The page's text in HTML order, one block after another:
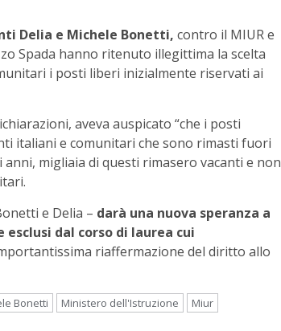
Delia e Michele Bonetti, contro il MIUR e
Spada hanno ritenuto illegittima la scelta
i posti liberi inizialmente riservati ai
aveva auspicato “che i posti
italiani e comunitari che sono rimasti fuori
migliaia di questi rimasero vacanti e non
e Delia – darà una nuova speranza a
dal corso di laurea cui
riaffermazione del diritto allo
Bonetti Ministero dell'Istruzione
Miur